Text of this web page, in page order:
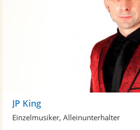
JP King
Einzelmusiker, Alleinunterhalter